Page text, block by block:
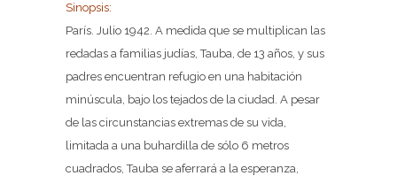
Sinopsis:
París. Julio 1942. A medida que se multiplican las
redadas a familias judías, Tauba, de 13 años, y sus
padres encuentran refugio en una habitación
minúscula, bajo los tejados de la ciudad. A pesar
de las circunstancias extremas de su vida,
limitada a una buhardilla de sólo 6 metros
cuadrados, Tauba se aferrará a la esperanza,